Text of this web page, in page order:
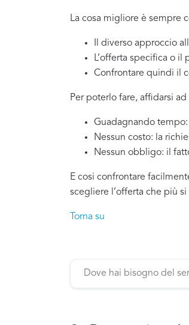
La cosa migliore è sempre
Il diverso approccio
L’offerta specifica o
Confrontare quindi il
Per poterlo fare, affidarsi
Guadagnando
Nessun costo: la
Nessun obbligo: il
E cosi confrontare
scegliere l’offerta che più
Torna su